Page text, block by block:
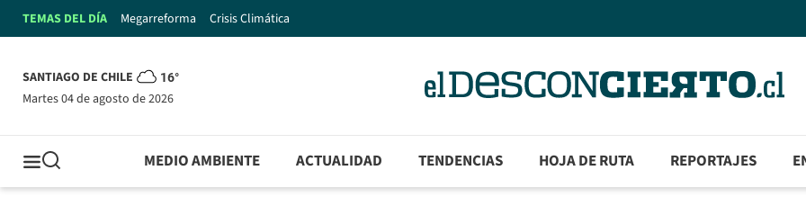
TEMAS DEL DÍA Megarreforma Crisis Climática
SANTIAGO DE CHILE 16°
martes 04 de agosto de 2026
MEDIO AMBIENTE ACTUALIDAD TENDENCIAS HOJA DE RUTA REPORTAJES